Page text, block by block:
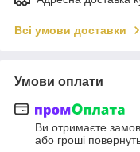
Всі умови доставки
Умови оплати
Ви отримаєте
або гроші